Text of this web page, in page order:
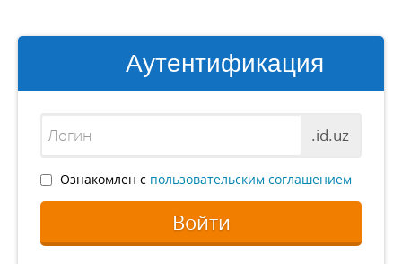
Аутентификация
.id.uz
Ознакомлен с пользовательским соглашением
Войти